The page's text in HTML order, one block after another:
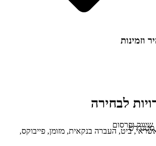
וזמינות
לבחירה
שיווק ופרסום
סטנדרט
, ביט, העברה בנקאית, מזומן, פייבוקס,